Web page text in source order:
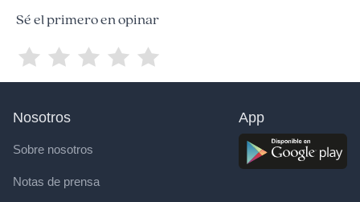
Sé el primero en opinar
Nosotros
Sobre nosotros
Notas de prensa
App